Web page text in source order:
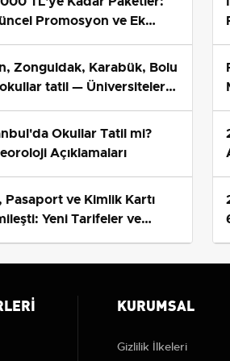
Promosyon ve Ek
Zonguldak, Karabük, Bolu
tatil — Üniversiteler
Okullar Tatil mi?
Açıklamaları
ve Kimlik Kartı
Yeni Tarifeler ve
KURUMSAL
Gizlilik İlkeleri